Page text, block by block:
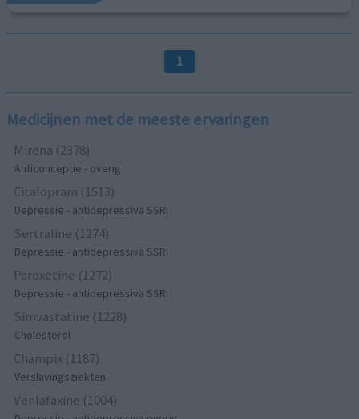
1
Medicijnen met de meeste ervaringen
Mirena (2378)
Anticonceptie - overig
Citalopram (1513)
Depressie - antidepressiva SSRI
Sertraline (1274)
Depressie - antidepressiva SSRI
Paroxetine (1272)
Depressie - antidepressiva SSRI
Simvastatine (1228)
Cholesterol
Champix (1187)
Verslavingsziekten
Venlafaxine (1004)